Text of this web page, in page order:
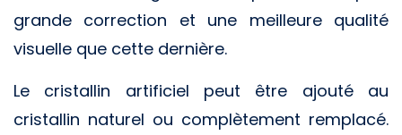
grande correction et une meilleure qualité
visuelle que cette dernière.
Le cristallin artificiel peut être ajouté au
cristallin naturel ou complètement remplacé.